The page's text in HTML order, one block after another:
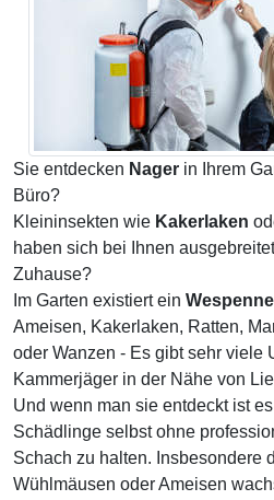
Sie entdecken Nager in Ihrem
Büro?
Kleininsekten wie Kakerlaken
haben sich bei Ihnen
Zuhause?
Im Garten existiert ein
Ameisen, Kakerlaken, Ratten,
oder Wanzen - Es gibt sehr viele
Kammerjäger in der Nähe von
Und wenn man sie entdeckt ist
Schädlinge selbst ohne
Schach zu halten. Insbesondere
Wühlmäusen oder Ameisen